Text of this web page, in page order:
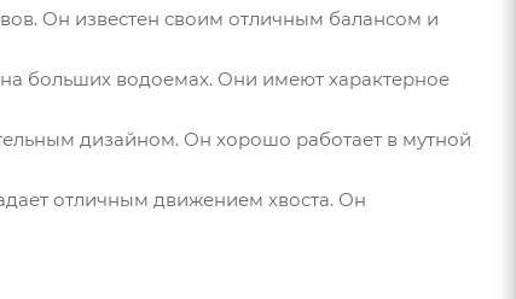
Он известен своим отличным балансом и
больших водоемах. Они имеют характерное
дизайном. Он хорошо работает в мутной
отличным движением хвоста. Он